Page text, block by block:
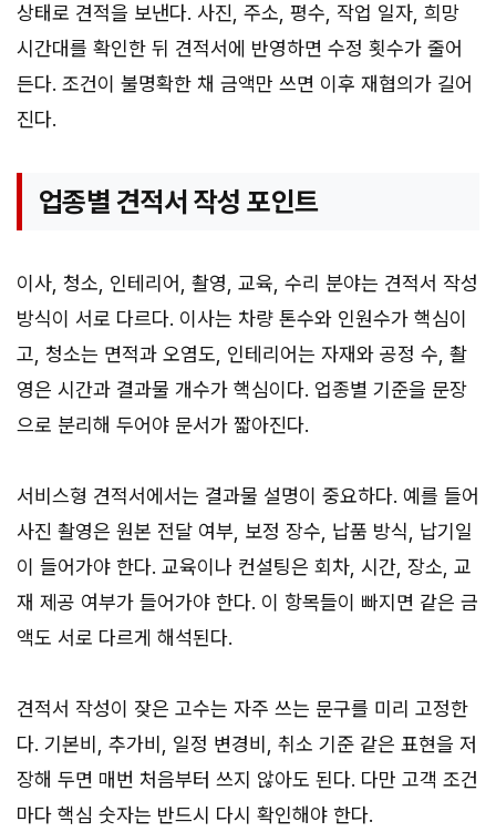
상태로 견적을 보낸다. 사진, 주소, 평수, 작업 일자, 희망
시간대를 확인한 뒤 견적서에 반영하면 수정 횟수가 줄어
든다. 조건이 불명확한 채 금액만 쓰면 이후 재협의가 길어
진다.
업종별 견적서 작성 포인트
이사, 청소, 인테리어, 촬영, 교육, 수리 분야는 견적서 작성
방식이 서로 다르다. 이사는 차량 톤수와 인원수가 핵심이
고, 청소는 면적과 오염도, 인테리어는 자재와 공정 수, 촬
영은 시간과 결과물 개수가 핵심이다. 업종별 기준을 문장
으로 분리해 두어야 문서가 짧아진다.
서비스형 견적서에서는 결과물 설명이 중요하다. 예를 들어
사진 촬영은 원본 전달 여부, 보정 장수, 납품 방식, 납기일
이 들어가야 한다. 교육이나 컨설팅은 회차, 시간, 장소, 교
재 제공 여부가 들어가야 한다. 이 항목들이 빠지면 같은 금
액도 서로 다르게 해석된다.
견적서 작성이 잦은 고수는 자주 쓰는 문구를 미리 고정한
다. 기본비, 추가비, 일정 변경비, 취소 기준 같은 표현을 저
장해 두면 매번 처음부터 쓰지 않아도 된다. 다만 고객 조건
마다 핵심 숫자는 반드시 다시 확인해야 한다.